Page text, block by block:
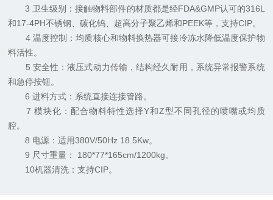
3 卫生级别：接触物料部件的材质都是经FDA&GMP认可的316L
和17-4PH不锈钢、碳化钨、超高分子聚乙烯和PEEK等，支持CIP。
4 温度控制：均质核心和物料换热器可接冷冻水降低温度保护物
料活性。
5 安全性：液压式动力传输，结构经久耐用，系统异常报警系统
和急停按钮。
6 进料方式：系统直接连接管路。
7 模块化：配合物料特性选择Y和Z型不同孔径的喷嘴或均质
腔。
8 电源：适用380V/50Hz 18.5Kw。
9 尺寸重量： 180*77*165cm/1200kg。
10机器清洗：支持CIP。